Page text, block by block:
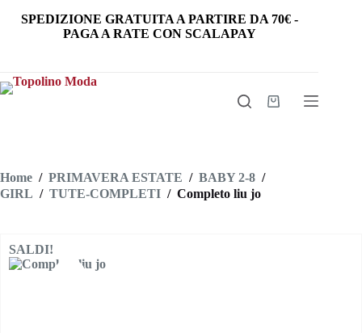
SPEDIZIONE GRATUITA A PARTIRE DA 70€ -
PAGA A RATE CON SCALAPAY
Carrello
Home / PRIMAVERA ESTATE / BABY 2-8 /
GIRL / TUTE-COMPLETI / Completo liu jo
SALDI!